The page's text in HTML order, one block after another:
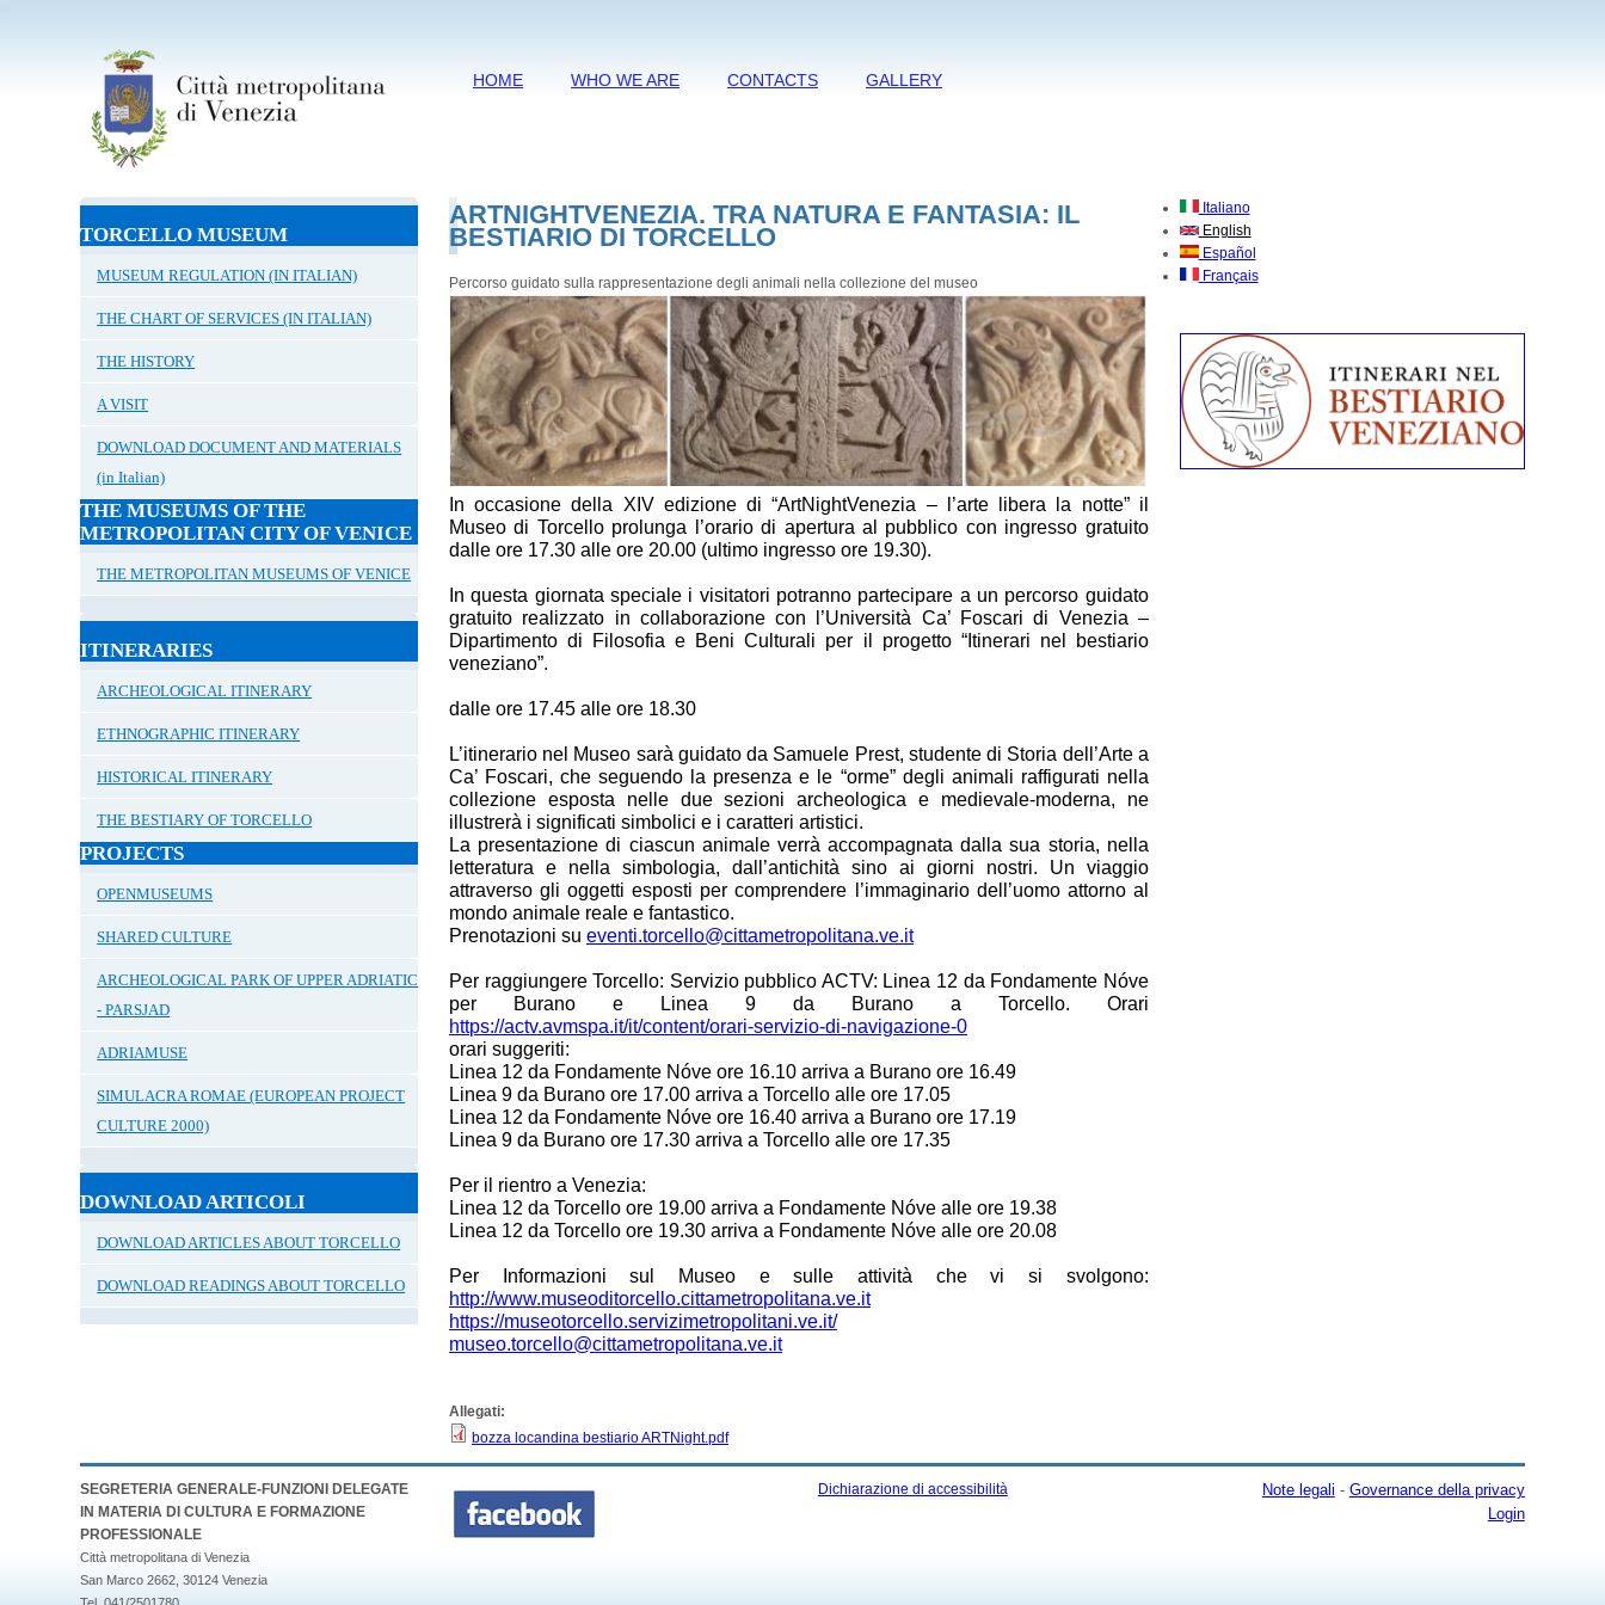
HOME WHO WE ARE CONTACTS GALLERY
TORCELLO MUSEUM
MUSEUM REGULATION (IN ITALIAN)
THE CHART OF SERVICES (IN ITALIAN)
THE HISTORY
A VISIT
DOWNLOAD DOCUMENT AND MATERIALS
(in Italian)
THE MUSEUMS OF THE
METROPOLITAN CITY OF VENICE
THE METROPOLITAN MUSEUMS OF VENICE
ITINERARIES
ARCHEOLOGICAL ITINERARY
ETHNOGRAPHIC ITINERARY
HISTORICAL ITINERARY
THE BESTIARY OF TORCELLO
PROJECTS
OPENMUSEUMS
SHARED CULTURE
ARCHEOLOGICAL PARK OF UPPER ADRIATIC
- PARSJAD
ADRIAMUSE
SIMULACRA ROMAE (EUROPEAN PROJECT
CULTURE 2000)
DOWNLOAD ARTICOLI
DOWNLOAD ARTICLES ABOUT TORCELLO
DOWNLOAD READINGS ABOUT TORCELLO
ARTNIGHTVENEZIA. TRA NATURA E FANTASIA: IL
BESTIARIO DI TORCELLO
Percorso guidato sulla rappresentazione degli animali nella collezione del museo
In occasione della XIV edizione di “ArtNightVenezia – l’arte libera la notte” il
Museo di Torcello prolunga l’orario di apertura al pubblico con ingresso gratuito
dalle ore 17.30 alle ore 20.00 (ultimo ingresso ore 19.30).
In questa giornata speciale i visitatori potranno partecipare a un percorso guidato
gratuito realizzato in collaborazione con l’Università Ca’ Foscari di Venezia –
Dipartimento di Filosofia e Beni Culturali per il progetto “Itinerari nel bestiario
veneziano”.
dalle ore 17.45 alle ore 18.30
L’itinerario nel Museo sarà guidato da Samuele Prest, studente di Storia dell’Arte a
Ca’ Foscari, che seguendo la presenza e le “orme” degli animali raffigurati nella
collezione esposta nelle due sezioni archeologica e medievale-moderna, ne
illustrerà i significati simbolici e i caratteri artistici.
La presentazione di ciascun animale verrà accompagnata dalla sua storia, nella
letteratura e nella simbologia, dall’antichità sino ai giorni nostri. Un viaggio
attraverso gli oggetti esposti per comprendere l’immaginario dell’uomo attorno al
mondo animale reale e fantastico.
Prenotazioni sueventi.torcello@cittametropolitana.ve.it
Per raggiungere Torcello: Servizio pubblico ACTV: Linea 12 da Fondamente Nóve
per Burano e Linea 9 da Burano a Torcello. Orari
https://actv.avmspa.it/it/content/orari-servizio-di-navigazione-0
orari suggeriti:
Linea 12 da Fondamente Nóve ore 16.10 arriva a Burano ore 16.49
Linea 9 da Burano ore 17.00 arriva a Torcello alle ore 17.05
Linea 12 da Fondamente Nóve ore 16.40 arriva a Burano ore 17.19
Linea 9 da Burano ore 17.30 arriva a Torcello alle ore 17.35
Per il rientro a Venezia:
Linea 12 da Torcello ore 19.00 arriva a Fondamente Nóve alle ore 19.38
Linea 12 da Torcello ore 19.30 arriva a Fondamente Nóve alle ore 20.08
Per Informazioni sul Museo e sulle attività che vi si svolgono:
http://www.museoditorcello.cittametropolitana.ve.it
https://museotorcello.servizimetropolitani.ve.it/
museo.torcello@cittametropolitana.ve.it
Allegati:
bozza locandina bestiario ARTNight.pdf
Italiano
English
Español
Français
SEGRETERIA GENERALE-FUNZIONI DELEGATE
IN MATERIA DI CULTURA E FORMAZIONE
PROFESSIONALE
Città metropolitana di Venezia
San Marco 2662, 30124 Venezia
Dichiarazione di accessibilità Note legali - Governance della privacy
Login